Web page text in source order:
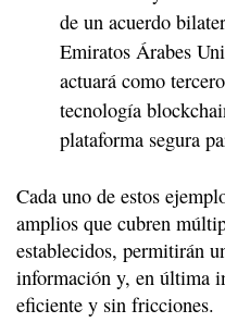
de un acuerdo
Emiratos Árabes
actuará como
tecnología
plataforma segura
Cada uno de estos
amplios que cubren
establecidos, permitirán
información y, en última
eficiente y sin fricciones.